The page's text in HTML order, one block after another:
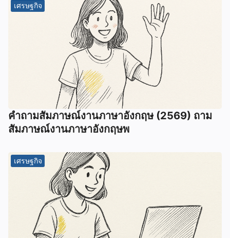
เศรษฐกิจ
คําถามสัมภาษณ์งานภาษาอังกฤษ (2569) ถาม
สัมภาษณ์งานภาษาอังกฤษพ
เศรษฐกิจ